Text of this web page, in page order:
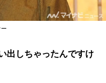
出しちゃったんですけ